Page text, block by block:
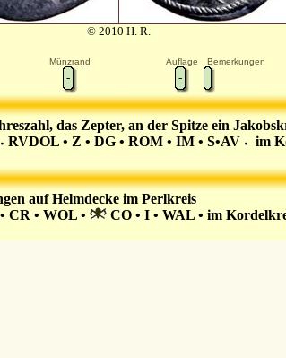
© 2010 H. R.
Münzrand Auflage Bemerkungen
- -
das Zepter, an der Spitze ein
RVDOL • Z • DG • ROM • IM • S•AV im
auf Helmdecke im Perlkreis
CR • WOL • CO • I • WAL • im